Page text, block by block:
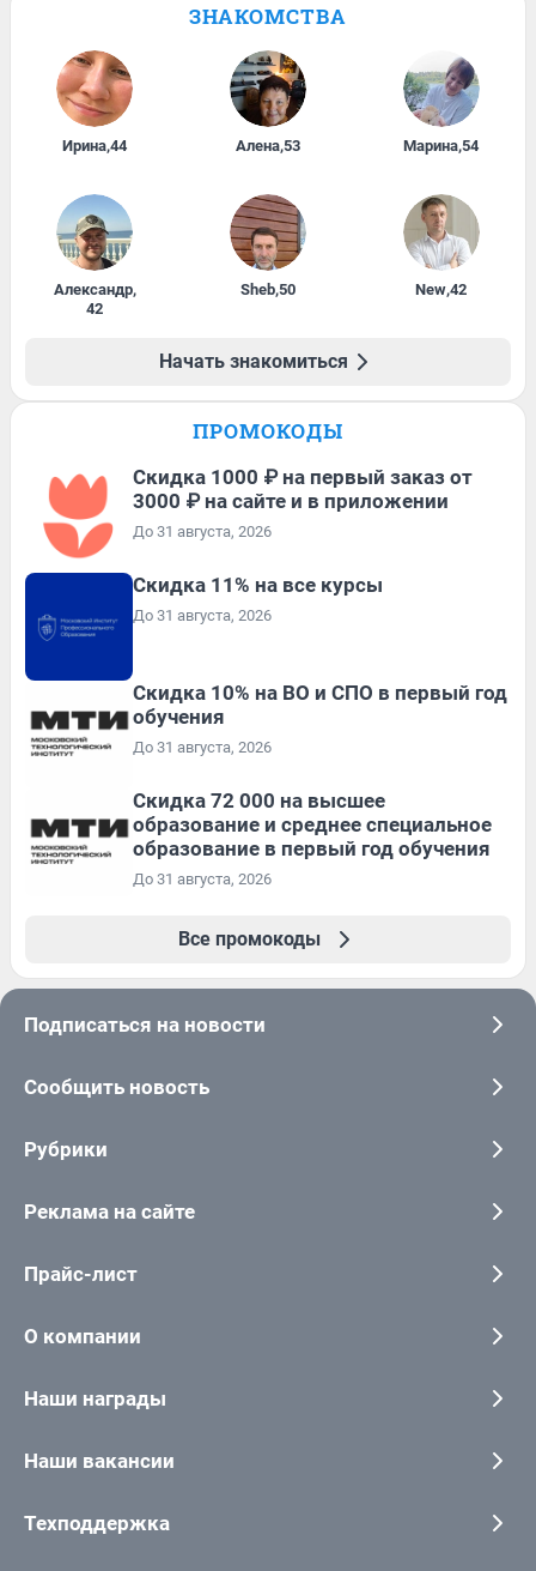
ЗНАКОМСТВА
Ирина,44 Алена,53 Марина,54
Александр,
42
Sheb,50 New,42
Начать знакомиться
ПРОМОКОДЫ
Скидка 1000 ₽ на первый заказ от
3000 ₽ на сайте и в приложении
До 31 августа, 2026
Скидка 11% на все курсы
До 31 августа, 2026
Скидка 10% на ВО и СПО в первый год
обучения
До 31 августа, 2026
Скидка 72 000 на высшее
образование и среднее специальное
образование в первый год обучения
До 31 августа, 2026
Все промокоды
Подписаться на новости
Сообщить новость
Рубрики
Реклама на сайте
Прайс-лист
О компании
Наши награды
Наши вакансии
Техподдержка